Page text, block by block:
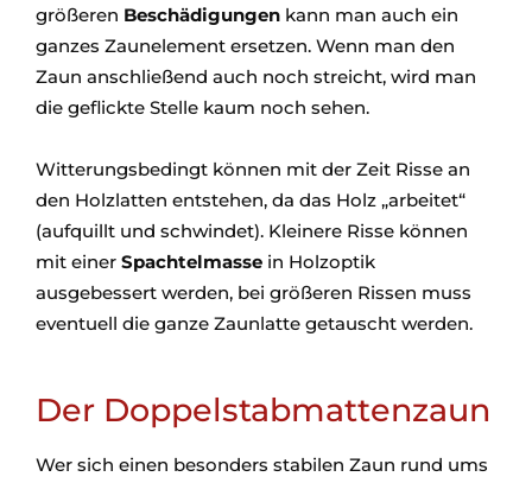
größeren Beschädigungen kann man auch ein
ganzes Zaunelement ersetzen. Wenn man den
Zaun anschließend auch noch streicht, wird man
die geflickte Stelle kaum noch sehen.
Witterungsbedingt können mit der Zeit Risse an
den Holzlatten entstehen, da das Holz „arbeitet“
(aufquillt und schwindet). Kleinere Risse können
mit einer Spachtelmasse in Holzoptik
ausgebessert werden, bei größeren Rissen muss
eventuell die ganze Zaunlatte getauscht werden.
Der Doppelstabmattenzaun
Wer sich einen besonders stabilen Zaun rund ums